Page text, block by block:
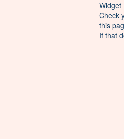
Widget
Check
this
If that